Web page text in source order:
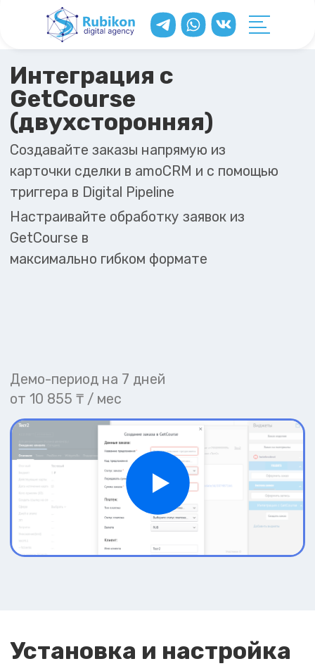
Интеграция с
GetCourse
(двухсторонняя)
Создавайте заказы напрямую из
карточки сделки в amoCRM и с помощью
триггера в Digital Pipeline
Настраивайте обработку заявок из
GetCourse в
максимально гибком формате
Установка и настройка
интеграции
Инструкция по настройке:
Для начала, Вам необходимо сгенерировать
API-ключ на стороне GetCourse. Перейдите по
этой ссылке:http://
ключ". Копируете его.